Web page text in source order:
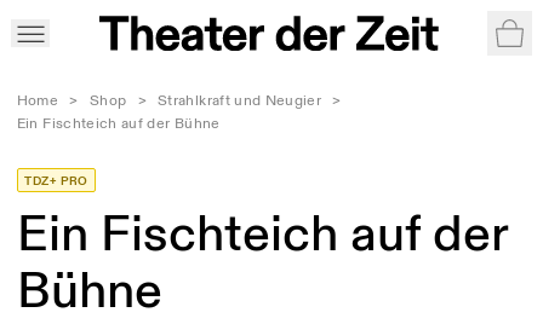
Home > Shop > Strahlkraft und Neugier
>
Ein Fischteich auf der Bühne
TDZ+ PRO
Ein Fischteich auf der
Bühne